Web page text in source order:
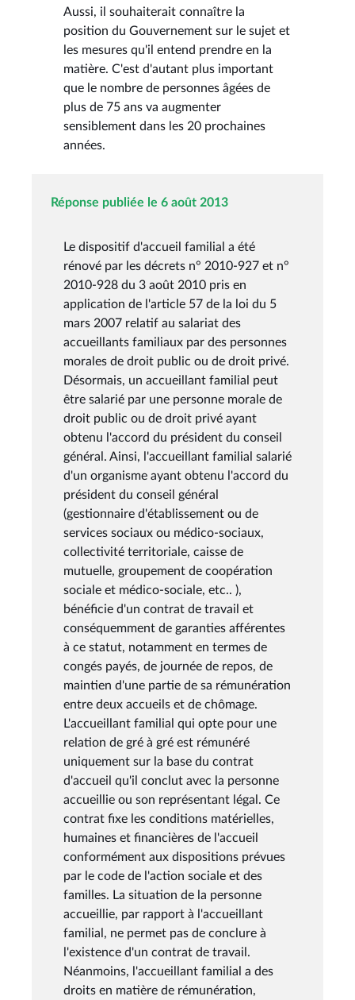
Aussi, il souhaiterait connaître la
position du Gouvernement sur le sujet et
les mesures qu'il entend prendre en la
matière. C'est d'autant plus important
que le nombre de personnes âgées de
plus de 75 ans va augmenter
sensiblement dans les 20 prochaines
années.
Réponse publiée le 6 août 2013
Le dispositif d'accueil familial a été
rénové par les décrets n° 2010-927 et n°
2010-928 du 3 août 2010 pris en
application de l'article 57 de la loi du 5
mars 2007 relatif au salariat des
accueillants familiaux par des personnes
morales de droit public ou de droit privé.
Désormais, un accueillant familial peut
être salarié par une personne morale de
droit public ou de droit privé ayant
obtenu l'accord du président du conseil
général. Ainsi, l'accueillant familial salarié
d'un organisme ayant obtenu l'accord du
président du conseil général
(gestionnaire d'établissement ou de
services sociaux ou médico-sociaux,
collectivité territoriale, caisse de
mutuelle, groupement de coopération
sociale et médico-sociale, etc.. ),
bénéficie d'un contrat de travail et
conséquemment de garanties afférentes
à ce statut, notamment en termes de
congés payés, de journée de repos, de
maintien d'une partie de sa rémunération
entre deux accueils et de chômage.
L'accueillant familial qui opte pour une
relation de gré à gré est rémunéré
uniquement sur la base du contrat
d'accueil qu'il conclut avec la personne
accueillie ou son représentant légal. Ce
contrat fixe les conditions matérielles,
humaines et financières de l'accueil
conformément aux dispositions prévues
par le code de l'action sociale et des
familles. La situation de la personne
accueillie, par rapport à l'accueillant
familial, ne permet pas de conclure à
l'existence d'un contrat de travail.
Néanmoins, l'accueillant familial a des
droits en matière de rémunération,